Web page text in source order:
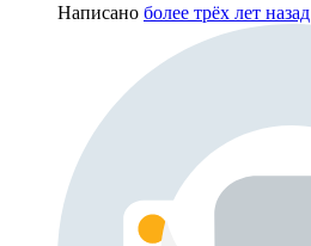
Написано более трёх лет назад